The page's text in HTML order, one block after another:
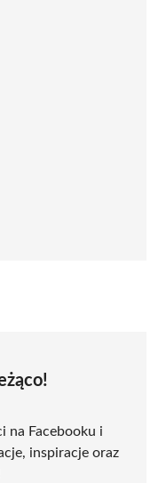
na Facebooku i
inspiracje oraz